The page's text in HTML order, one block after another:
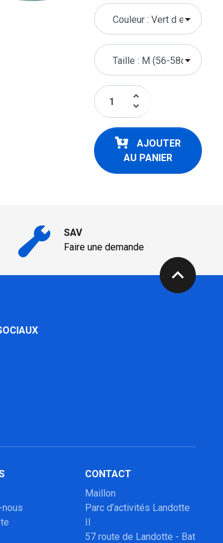
keyboard_arrow_up
keyboard_arrow_down
AJOUTER
AU PANIER
SAV
Faire une demande
expand_less
CONTACT
Maillon
Parc d’activités Landotte
II
57 route de Landotte - Bat